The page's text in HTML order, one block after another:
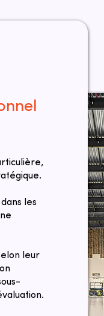
les
leur